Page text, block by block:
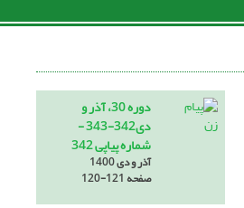
دوره 30، آذر و
دی342-343 -
شماره پیاپی 342
آذر و دی 1400
صفحه120-121